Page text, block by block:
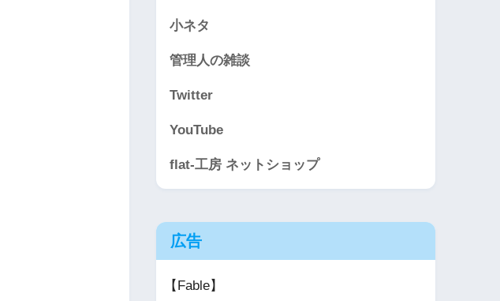
小ネタ
管理人の雑談
Twitter
YouTube
flat-工房 ネットショップ
広告
【Fable】